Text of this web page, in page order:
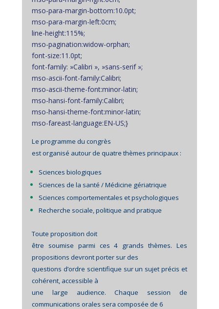
mso-para-margin-bottom:10.0pt;
mso-para-margin-left:0cm;
line-height:115%;
mso-pagination:widow-orphan;
font-size:11.0pt;
font-family: »Calibri », »sans-serif »;
mso-ascii-font-family:Calibri;
mso-ascii-theme-font:minor-latin;
mso-hansi-font-family:Calibri;
mso-hansi-theme-font:minor-latin;
mso-fareast-language:EN-US;}
Le programme du congrès
est organisé autour de quatre thèmes principaux :
Sciences biologiques
Sciences de la santé / Médicine gériatrique
Sciences comportementales et psychologiques
Recherche sociale, politique and pratique
Toute proposition doit
être soumise parmi ces 4 grands thèmes. Les
propositions devront porter sur des
questions d’ordre scientifique sur un sujet précis et
cohérent, accessible à
une large audience. Chaque session de
communications orales sera composée de 6